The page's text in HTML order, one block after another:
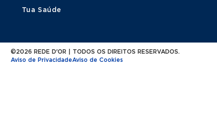
Tua Saúde
©2026 REDE D'OR | TODOS OS DIREITOS RESERVADOS.
Aviso de PrivacidadeAviso de Cookies